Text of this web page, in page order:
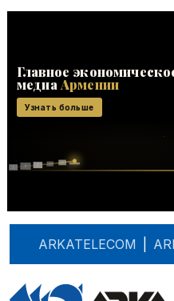
ARKATELECOM